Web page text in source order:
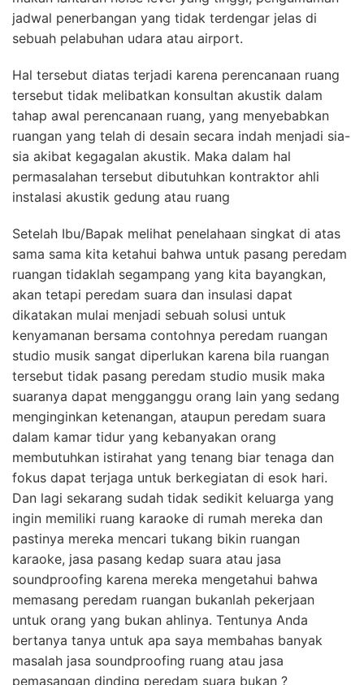
jadwal penerbangan yang tidak terdengar jelas di
sebuah pelabuhan udara atau airport.
Hal tersebut diatas terjadi karena perencanaan ruang
tersebut tidak melibatkan konsultan akustik dalam
tahap awal perencanaan ruang, yang menyebabkan
ruangan yang telah di desain secara indah menjadi sia-
sia akibat kegagalan akustik. Maka dalam hal
permasalahan tersebut dibutuhkan kontraktor ahli
instalasi akustik gedung atau ruang
Setelah Ibu/Bapak melihat penelahaan singkat di atas
sama sama kita ketahui bahwa untuk pasang peredam
ruangan tidaklah segampang yang kita bayangkan,
akan tetapi peredam suara dan insulasi dapat
dikatakan mulai menjadi sebuah solusi untuk
kenyamanan bersama contohnya peredam ruangan
studio musik sangat diperlukan karena bila ruangan
tersebut tidak pasang peredam studio musik maka
suaranya dapat mengganggu orang lain yang sedang
menginginkan ketenangan, ataupun peredam suara
dalam kamar tidur yang kebanyakan orang
membutuhkan istirahat yang tenang biar tenaga dan
fokus dapat terjaga untuk berkegiatan di esok hari.
Dan lagi sekarang sudah tidak sedikit keluarga yang
ingin memiliki ruang karaoke di rumah mereka dan
pastinya mereka mencari tukang bikin ruangan
karaoke, jasa pasang kedap suara atau jasa
soundproofing karena mereka mengetahui bahwa
memasang peredam ruangan bukanlah pekerjaan
untuk orang yang bukan ahlinya. Tentunya Anda
bertanya tanya untuk apa saya membahas banyak
masalah jasa soundproofing ruang atau jasa
pemasangan dinding peredam suara bukan ?